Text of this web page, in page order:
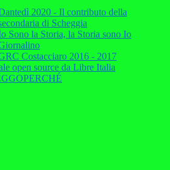
2020 - Il contributo della
di Scheggia
Sono la Storia, la Storia sono Io
Costacciaro 2016 - 2017
open source da Libre Italia